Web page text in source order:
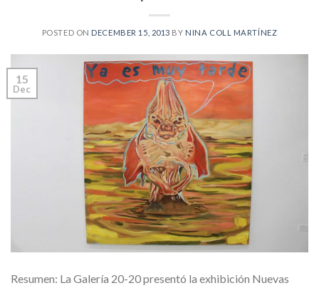
POSTED ON DECEMBER 15, 2013 BY NINA COLL MARTÍNEZ
15
Dec
Resumen: La Galería 20-20 presentó la exhibición Nuevas